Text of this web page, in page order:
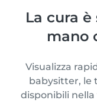
La cura
mano
Visualizza
babysitter, le
disponibili